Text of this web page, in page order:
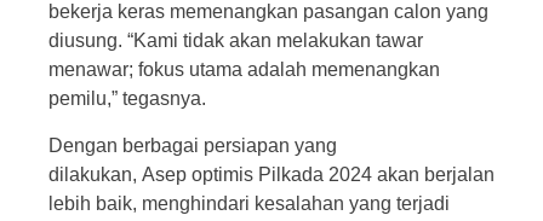
bekerja keras memenangkan pasangan calon yang
diusung. “Kami tidak akan melakukan tawar
menawar; fokus utama adalah memenangkan
pemilu,” tegasnya.
Dengan berbagai persiapan yang
dilakukan, Asep optimis Pilkada 2024 akan berjalan
lebih baik, menghindari kesalahan yang terjadi